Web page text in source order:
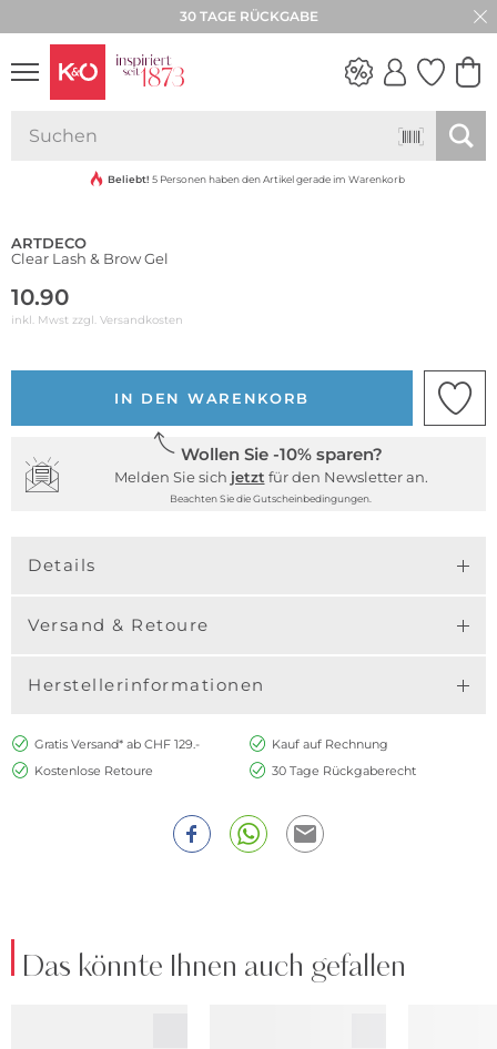
30 TAGE RÜCKGABE
VIBES
Beliebt! 5 Personen haben den Artikel gerade im Warenkorb
ARTDECO
Clear Lash & Brow Gel
10.90
inkl. Mwst zzgl. Versandkosten
IN DEN WARENKORB
Wollen Sie -10% sparen?
Melden Sie sich jetzt für den Newsletter an.
Beachten Sie die Gutscheinbedingungen.
Details
Versand & Retoure
Herstellerinformationen
Gratis Versand* ab CHF 129.-
Kauf auf Rechnung
Kostenlose Retoure
30 Tage Rückgaberecht
Das könnte Ihnen auch gefallen